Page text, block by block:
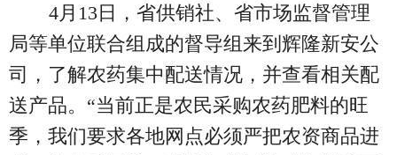
4月13日，省供销社、省市场监督管理
局等单位联合组成的督导组来到辉隆新安公
司，了解农药集中配送情况，并查看相关配
送产品。“当前正是农民采购农药肥料的旺
季，我们要求各地网点必须严把农资商品进